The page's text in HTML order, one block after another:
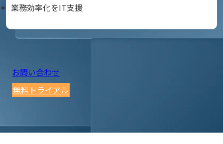
業務効率化をIT支援
お問い合わせ
無料トライアル